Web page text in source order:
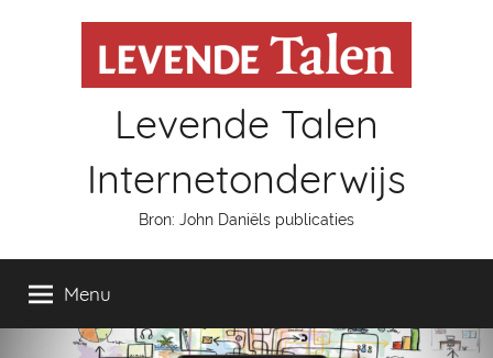
Levende Talen
Internetonderwijs
Bron: John Daniëls publicaties
Menu